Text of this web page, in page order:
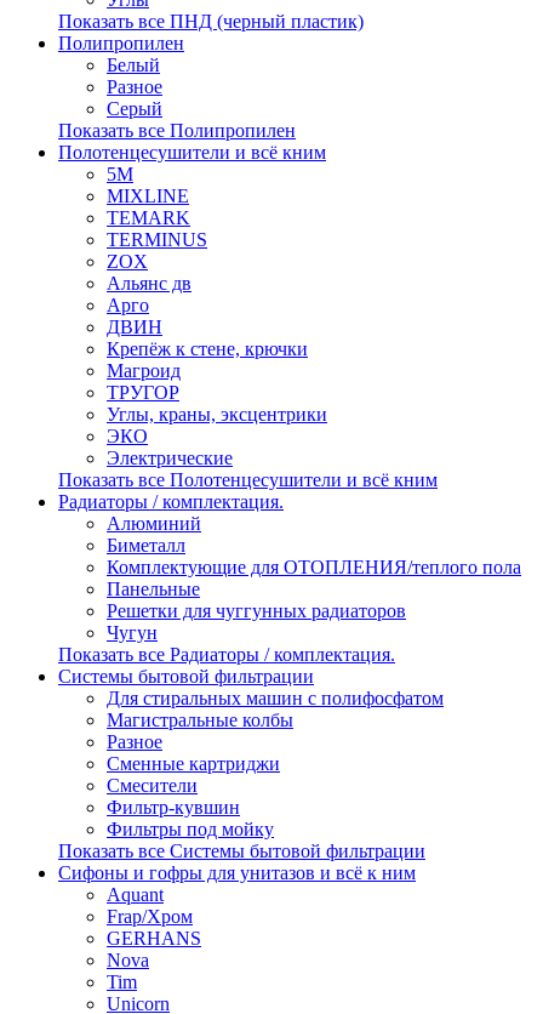
Показать все ПНД (черный пластик)
Полипропилен
Белый
Разное
Серый
Показать все Полипропилен
Полотенцесушители и всё кним
5М
MIXLINE
TEMARK
TERMINUS
ZOX
Альянс дв
Арго
ДВИН
Крепёж к стене, крючки
Магроид
ТРУГОР
Углы, краны, эксцентрики
ЭКО
Электрические
Показать все Полотенцесушители и всё кним
Радиаторы / комплектация.
Алюминий
Биметалл
Комплектующие для ОТОПЛЕНИЯ/теплого пола
Панельные
Решетки для чуггунных радиаторов
Чугун
Показать все Радиаторы / комплектация.
Системы бытовой фильтрации
Для стиральных машин с полифосфатом
Магистральные колбы
Разное
Сменные картриджи
Смесители
Фильтр-кувшин
Фильтры под мойку
Показать все Системы бытовой фильтрации
Сифоны и гофры для унитазов и всё к ним
Aquant
Frap/Хром
GERHANS
Nova
Tim
Unicorn